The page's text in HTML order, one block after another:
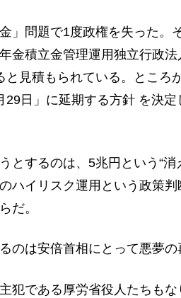
」問題で1度政権を失った。
金積立金管理運用独立行政
と見積もられている。ところ
29日」に延期する方針 を決
とするのは、5兆円という“消
ハイリスク運用という政策
だ。
のは安倍首相にとって悪夢の
犯である厚労省役人たちも